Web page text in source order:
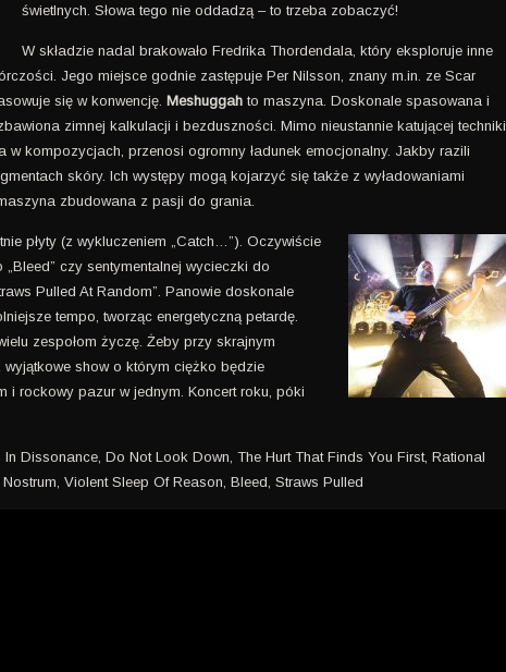
świetlnych. Słowa tego nie oddadzą – to trzeba zobaczyć!
W składzie nadal brakowało Fredrika Thordendala, który eksploruje inne
Jego miejsce godnie zastępuje Per Nilsson, znany m.in. ze Scar
się w konwencję. Meshuggah to maszyna. Doskonale spasowana i
zimnej kalkulacji i bezduszności. Mimo nieustannie katującej techniki
w kompozycjach, przenosi ogromny ładunek emocjonalny. Jakby razili
skóry. Ich występy mogą kojarzyć się także z wyładowaniami
zbudowana z pasji do grania.
płyty (z wykluczeniem „Catch…”). Oczywiście
„Bleed” czy sentymentalnej wycieczki do
Pulled At Random”. Panowie doskonale
tempo, tworząc energetyczną petardę.
zespołom życzę. Żeby przy skrajnym
show o którym ciężko będzie
i rockowy pazur w jednym. Koncert roku, póki
Dissonance, Do Not Look Down, The Hurt That Finds You First, Rational
Violent Sleep Of Reason, Bleed, Straws Pulled